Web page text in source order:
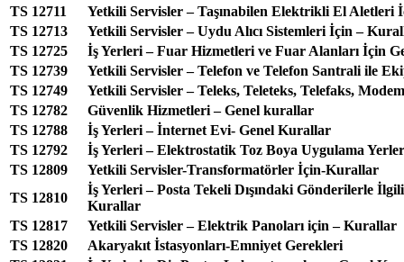
TS 12711
Yetkili Servisler – Taşınabilen Elektrikli El Aletleri
TS 12713
Yetkili Servisler – Uydu Alıcı Sistemleri İçin –
TS 12725
İş Yerleri – Fuar Hizmetleri ve Fuar Alanları İçin
TS 12739
Yetkili Servisler – Telefon ve Telefon Santrali ile
TS 12749
Yetkili Servisler – Teleks, Teleteks, Telefaks,
TS 12782
Güvenlik Hizmetleri – Genel kurallar
TS 12788
İş Yerleri – İnternet Evi- Genel Kurallar
TS 12792
İş Yerleri – Elektrostatik Toz Boya Uygulama
TS 12809
Yetkili Servisler-Transformatörler İçin-Kurallar
TS 12810
İş Yerleri – Posta Tekeli Dışındaki Gönderilerle
Kurallar
TS 12817
Yetkili Servisler – Elektrik Panoları için – Kurallar
TS 12820
Akaryakıt İstasyonları-Emniyet Gerekleri